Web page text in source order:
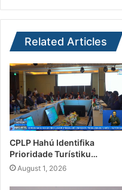
Related Articles
CPLP Hahú Identifika
Prioridade Turístiku…
August 1, 2026